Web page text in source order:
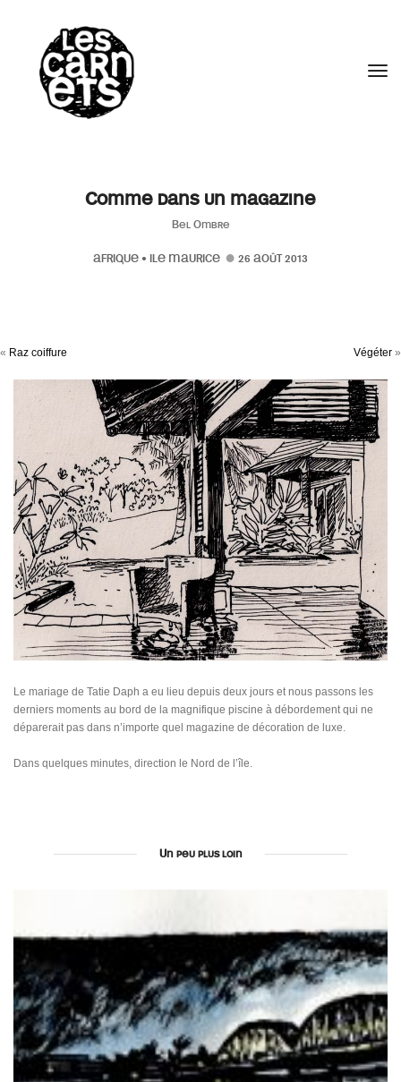
Comme dans un magazine
Bel Ombre
AFRIQUE • ILE MAURICE 26 AOÛT 2013
« Raz coiffure Végéter »
Le mariage de Tatie Daph a eu lieu depuis deux jours et nous passons les
derniers moments au bord de la magnifique piscine à débordement qui ne
déparerait pas dans n’importe quel magazine de décoration de luxe.
Dans quelques minutes, direction le Nord de l’île.
Un peu plus loin